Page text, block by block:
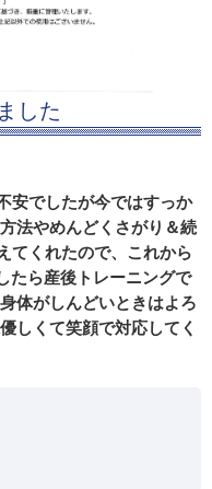
した
安でしたが今ではすっか
法やめんどくさがり＆続
てくれたので、これから
たら産後トレーニングで
体がしんどいときはよろ
しくて笑顔で対応してく